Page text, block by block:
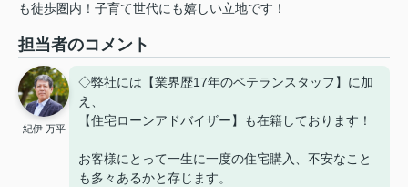
も徒歩圏内！子育て世代にも嬉しい立地です！
担当者のコメント
紀伊 万平
◇弊社には【業界歴17年のベテランスタッフ】に加
え、
【住宅ローンアドバイザー】も在籍しております！
お客様にとって一生に一度の住宅購入、不安なこと
も多々あるかと存じます。